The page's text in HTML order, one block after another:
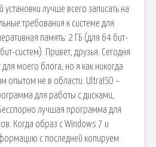
лучше всего записать на
требования к системе для
память: 2 ГБ (для 64 бит-
систем). Привет, друзья. Сегодня
моего блога, но я как никогда
опытом не в области. UltraISO –
для работы с дисками,
лучшая программа для
Когда образ с Windows 7 и
с последней копируем